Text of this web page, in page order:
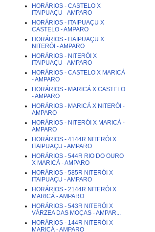
HORÁRIOS - CASTELO X
ITAIPUAÇU - AMPARO
HORÁRIOS - ITAIPUAÇU X
CASTELO - AMPARO
HORÁRIOS - ITAIPUAÇU X
NITERÓI - AMPARO
HORÁRIOS - NITERÓI X
ITAIPUAÇU - AMPARO
HORÁRIOS - CASTELO X MARICÁ
- AMPARO
HORÁRIOS - MARICÁ X CASTELO
- AMPARO
HORÁRIOS - MARICÁ X NITERÓI -
AMPARO
HORÁRIOS - NITERÓI X MARICÁ -
AMPARO
HORÁRIOS - 4144R NITERÓI X
ITAIPUAÇU - AMPARO
HORÁRIOS - 544R RIO DO OURO
X MARICÁ - AMPARO
HORÁRIOS - 585R NITERÓI X
ITAIPUAÇU - AMPARO
HORÁRIOS - 2144R NITERÓI X
MARICÁ - AMPARO
HORÁRIOS - 543R NITERÓI X
VÁRZEA DAS MOÇAS - AMPAR...
HORÁRIOS - 144R NITERÓI X
MARICÁ - AMPARO